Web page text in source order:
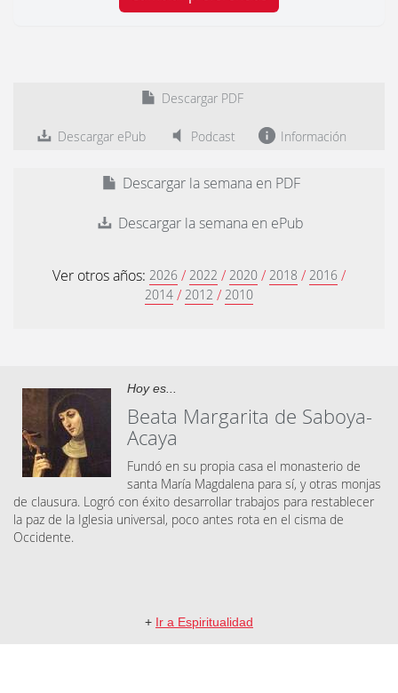
Descargar PDF
Descargar ePub Podcast Información
Descargar la semana en PDF
Descargar la semana en ePub
Ver otros años: 2026 / 2022 / 2020 / 2018 / 2016 /
2014 / 2012 / 2010
Hoy es...
Beata Margarita de Saboya-
Acaya
Fundó en su propia casa el monasterio de
santa María Magdalena para sí, y otras monjas
de clausura. Logró con éxito desarrollar trabajos para restablecer
la paz de la Iglesia universal, poco antes rota en el cisma de
Occidente.
+ Ir a Espiritualidad